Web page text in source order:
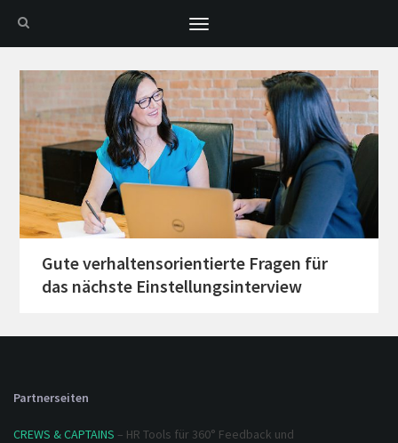
Toggle
navigation
Gute verhaltensorientierte Fragen für
das nächste Einstellungsinterview
Partnerseiten
CREWS & CAPTAINS – HR Tools für 360° Feedback und